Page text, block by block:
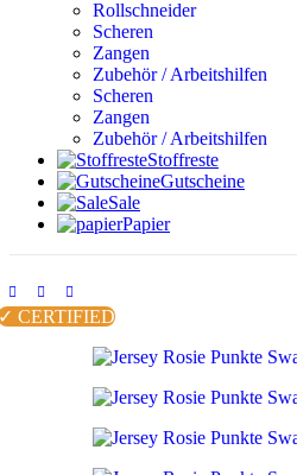
Rollschneider
Scheren
Zangen
Zubehör / Arbeitshilfen
Scheren
Zangen
Zubehör / Arbeitshilfen
Stoffreste
Gutscheine
Sale
Papier
CERTIFIED